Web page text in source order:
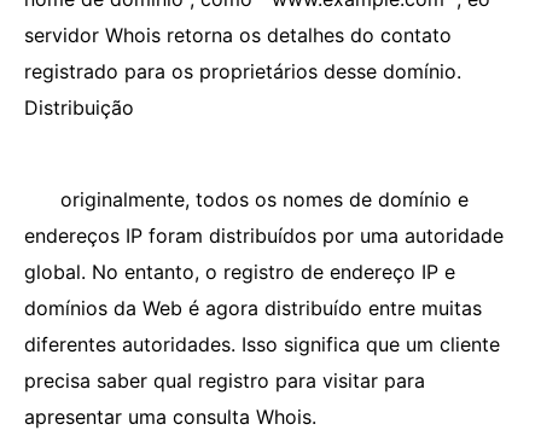
servidor Whois retorna os detalhes do contato
registrado para os proprietários desse domínio.
Distribuição
originalmente, todos os nomes de domínio e
endereços IP foram distribuídos por uma autoridade
global. No entanto, o registro de endereço IP e
domínios da Web é agora distribuído entre muitas
diferentes autoridades. Isso significa que um cliente
precisa saber qual registro para visitar para
apresentar uma consulta Whois.